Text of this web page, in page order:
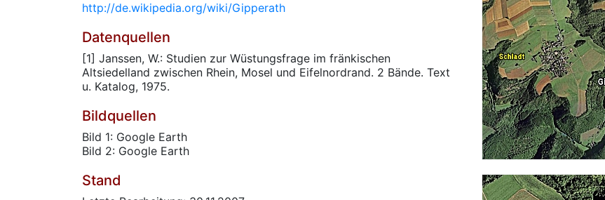
http://de.wikipedia.org/wiki/Gipperath
Datenquellen
[1] Janssen, W.: Studien zur Wüstungsfrage im fränkischen
Altsiedelland zwischen Rhein, Mosel und Eifelnordrand. 2 Bände. Text
u. Katalog, 1975.
Bildquellen
Bild 1: Google Earth
Bild 2: Google Earth
Stand